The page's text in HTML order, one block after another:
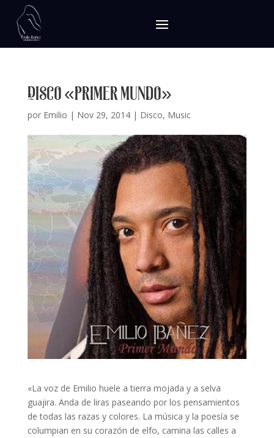
Disco «Primer Mundo»
por Emilio | Nov 29, 2014| Disco, Music
«La voz de Emilio huele a tierra mojada y a selva
guajira. Anda de liras paseando por los pensamientos
de todas las razas y colores. La música y la poesía se
columpian en su corazón de elfo, camina las calles a